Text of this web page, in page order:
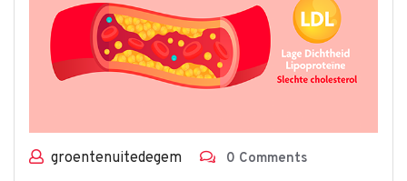
groentenuitedegem 0 Comments